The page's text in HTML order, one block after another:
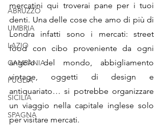
ABRUZZO
UMBRIA
LAZIO
CAMPANIA
PUGLIA
SICILIA
SPAGNA
mercatini qui troverai pane per i tuoi
denti. Una delle cose che amo di più di
Londra infatti sono i mercati: street
food con cibo proveniente da ogni
angolo del mondo, abbigliamento
vintage, oggetti di design e
antiquariato… si potrebbe organizzare
un viaggio nella capitale inglese solo
per visitare mercati.